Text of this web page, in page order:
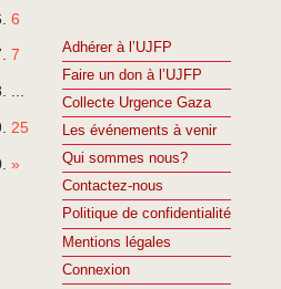
6
7
...
25
»
Adhérer à l’UJFP
Faire un don à l’UJFP
Collecte Urgence Gaza
Les événements à venir
Qui sommes nous?
Contactez-nous
Politique de confidentialité
Mentions légales
Connexion